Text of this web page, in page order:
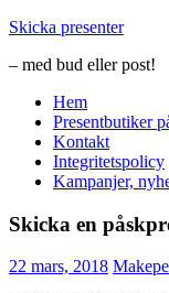
Hoppa
innehåll
Skicka presenter
– med bud eller post!
Hem
Presentbutiker
Kontakt
Integritetspolicy
Kampanjer,
Skicka en
22 mars, 2018